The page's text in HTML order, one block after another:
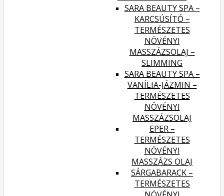
SARA BEAUTY SPA –
KARCSÚSÍTÓ –
TERMÉSZETES
NÖVÉNYI
MASSZÁZSOLAJ –
SLIMMING
SARA BEAUTY SPA –
VANÍLIA-JÁZMIN –
TERMÉSZETES
NÖVÉNYI
MASSZÁZSOLAJ
EPER –
TERMÉSZETES
NÖVÉNYI
MASSZÁZS OLAJ
SÁRGABARACK –
TERMÉSZETES